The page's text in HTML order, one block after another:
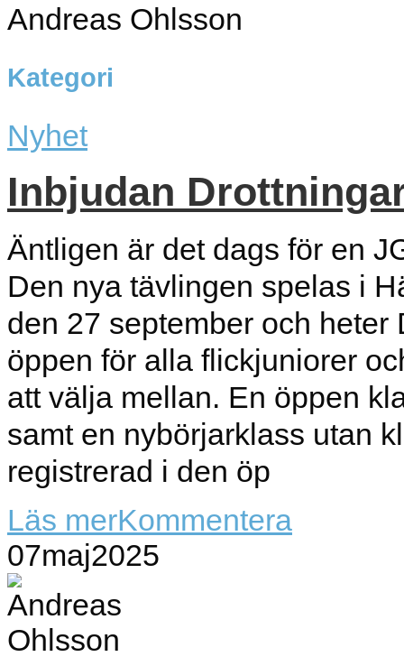
Andreas Ohlsson
Kategori
Nyhet
Inbjudan
Äntligen är det dags för en
Den nya tävlingen spelas i
den 27 september och heter
öppen för alla flickjuniorer
att välja mellan. En öppen
samt en nybörjarklass utan
registrerad i den öp
Läs merKommentera
07maj2025